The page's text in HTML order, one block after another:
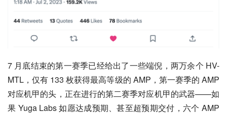
7 月底结束的第一赛季已经给出了一些端倪，两万余个 HV-
MTL，仅有 133 枚获得最高等级的 AMP，第一赛季的 AMP
对应机甲的头，正在进行的第二赛季对应机甲的武器——如
果 Yuga Labs 如愿达成预期、甚至超预期交付，六个 AMP